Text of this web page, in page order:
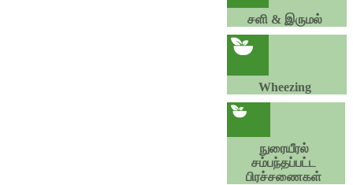
சளி & இருமல்
Wheezing
நுரையீரல்
சம்பந்தப்பட்ட
பிரச்சணைகள்